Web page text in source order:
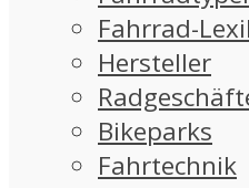
Fahrrad-
Hersteller
Bikeparks
Fahrtechnik